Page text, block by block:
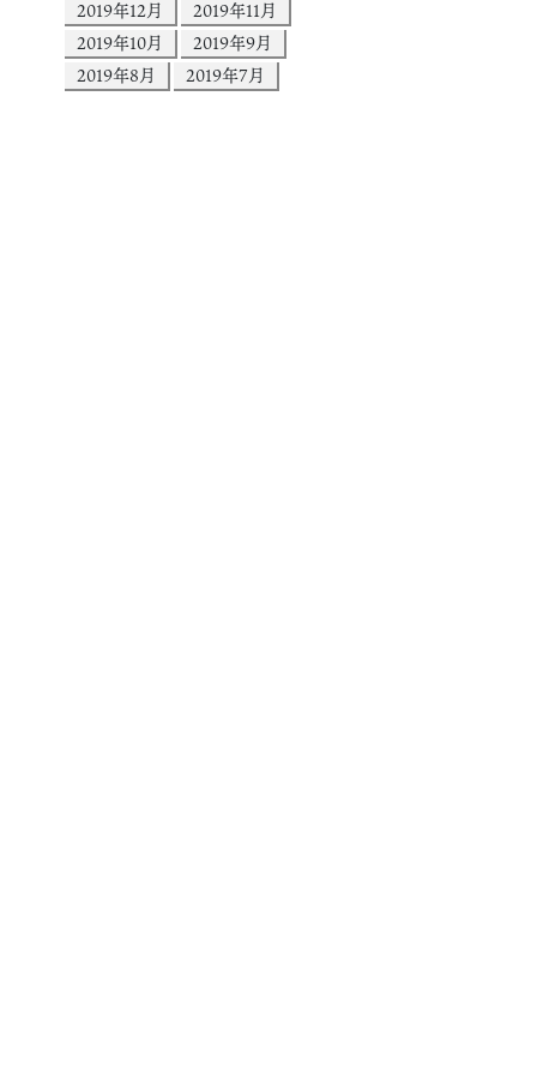
2019年12月
2019年11月
2019年10月
2019年9月
2019年8月
2019年7月